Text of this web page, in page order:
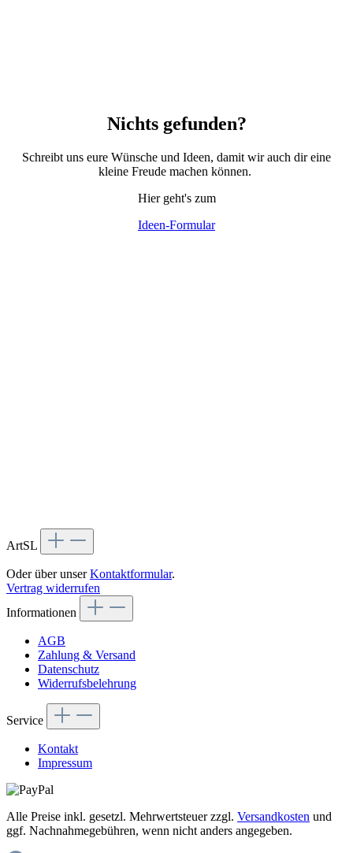
Nichts gefunden?
Schreibt uns eure Wünsche und Ideen, damit wir auch dir eine
kleine Freude machen können.
Hier geht's zum
Ideen-Formular
ArtSL
Oder über unserKontaktformular.
Vertrag widerrufen
Informationen
AGB
Zahlung & Versand
Datenschutz
Widerrufsbelehrung
Service
Kontakt
Impressum
Alle Preise inkl. gesetzl. Mehrwertsteuer zzgl. Versandkosten und
ggf. Nachnahmegebühren, wenn nicht anders angegeben.